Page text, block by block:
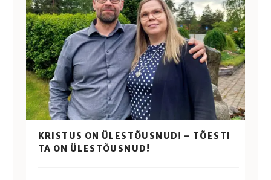
KRISTUS ON ÜLESTÕUSNUD! – TÕESTI
TA ON ÜLESTÕUSNUD!